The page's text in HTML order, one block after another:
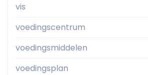
vis
voedingscentrum
voedingsmiddelen
voedingsplan